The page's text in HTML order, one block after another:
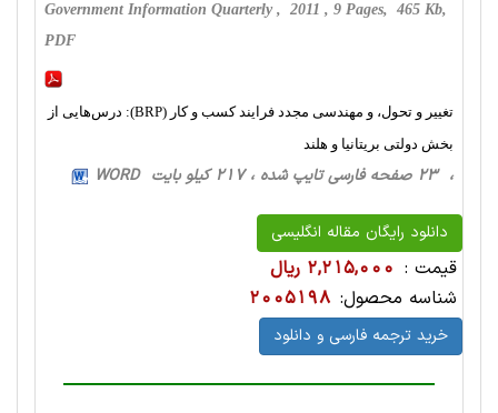
Government Information Quarterly , 2011 , 9 Pages, 465 Kb,
PDF
تغییر و تحول، و مهندسی مجدد فرایند کسب‌ و کار (BRP): درس‌هایی از
بخش دولتی بریتانیا و هلند
، 23 صفحه فارسی تایپ شده ، 217 کیلو بایت WORD
دانلود رایگان مقاله انگلیسی
قیمت : 2,215,000 ریال
شناسه محصول: 2005198
خرید ترجمه فارسی و دانلود